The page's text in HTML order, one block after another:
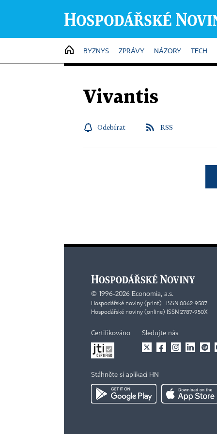
HOME
BYZNYS ZPRÁVY NÁZORY TECH
Vivantis
Odebírat RSS
© 1996-2026 Economia, a.s.
Hospodářské noviny (print) ISSN 0862-9587
Hospodářské noviny (online) ISSN 2787-950X
Certifikováno Sledujte nás
Stáhněte si aplikaci HN